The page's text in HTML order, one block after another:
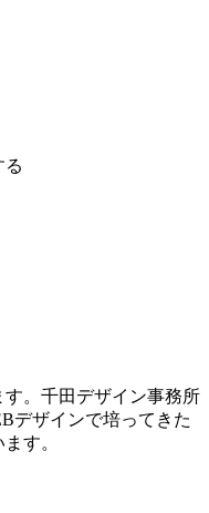
。千田デザイン事務所
デザインで培ってきた
す。